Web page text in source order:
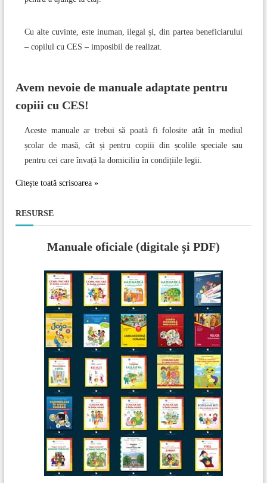
e
Cu alte cuvinte, este inuman, ilegal și, din partea beneficiarului
– copilul cu CES – imposibil de realizat.
Avem nevoie de manuale adaptate pentru
copiii cu CES!
Aceste manuale ar trebui să poată fi folosite atât în mediul
școlar de masă, cât și pentru copiii din școlile speciale sau
pentru cei care învață la domiciliu în condițiile legii.
Citește toată scrisoarea »
RESURSE
Manuale oficiale (digitale și PDF)